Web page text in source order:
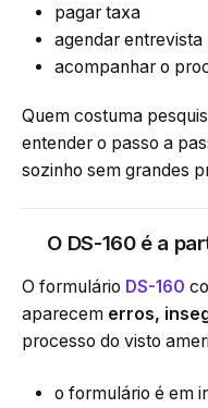
pagar taxa
agendar entrevista
acompanhar o
Quem costuma
entender o passo a
sozinho sem grandes
O DS-160 é a
O formulário DS-160
aparecem erros,
processo do visto
o formulário é em